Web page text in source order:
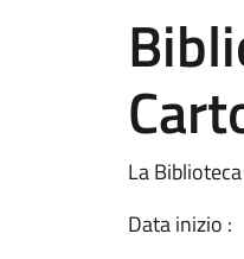
La
Data inizio :